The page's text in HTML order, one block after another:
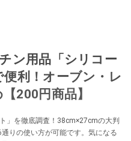
ン用品「シリコー
利！オーブン・レ
200円商品】
」を徹底調査！38cm×27cmの大判
りの使い方が可能です。気になる